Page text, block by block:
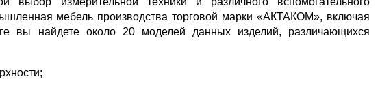
мебель производства торговой марки «АКТАКОМ», включая
вы найдете около 20 моделей данных изделий, различающихся